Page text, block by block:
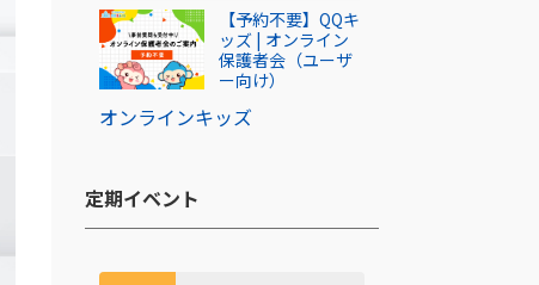
オンラインキッズ
【予約不要】QQキ
ッズ | オンライン
保護者会（ユーザ
ー向け）
定期イベント​